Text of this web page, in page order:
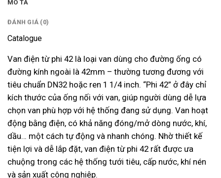
MÔ TẢ
ĐÁNH GIÁ (0)
Catalogue
Van điện từ phi 42 là loại van dùng cho đường ống có
đường kính ngoài là 42mm – thường tương đương với
tiêu chuẩn DN32 hoặc ren 1 1/4 inch. “Phi 42” ở đây chỉ
kích thước của ống nối với van, giúp người dùng dễ lựa
chọn van phù hợp với hệ thống đang sử dụng. Van hoạt
động bằng điện, có khả năng đóng/mở dòng nước, khí,
dầu… một cách tự động và nhanh chóng. Nhờ thiết kế
tiện lợi và dễ lắp đặt, van điện từ phi 42 rất được ưa
chuộng trong các hệ thống tưới tiêu, cấp nước, khí nén
và sản xuất công nghiệp.